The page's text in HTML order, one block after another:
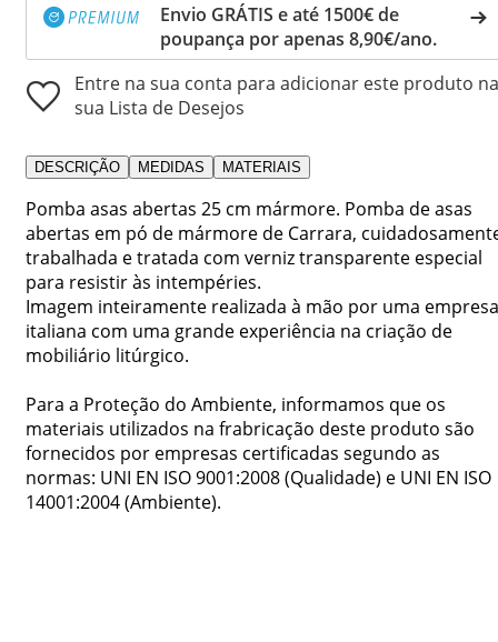
Envio GRÁTIS e até 1500€ de
poupança por apenas 8,90€/ano.
Entre na sua conta para adicionar este produto na
sua Lista de Desejos
DESCRIÇÃO MEDIDAS MATERIAIS
Pomba asas abertas 25 cm mármore. Pomba de asas
abertas em pó de mármore de Carrara,
trabalhada e tratada com verniz transparente especial
para resistir às intempéries.
Imagem inteiramente realizada à mão por uma empresa
italiana com uma grande experiência na criação de
mobiliário litúrgico.
Para a Proteção do Ambiente, informamos que os
materiais utilizados na frabricação deste produto são
fornecidos por empresas certificadas segundo as
normas: UNI EN ISO 9001:2008 (Qualidade) e UNI EN ISO
14001:2004 (Ambiente).